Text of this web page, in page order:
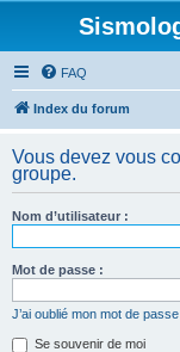
FAQ
Index du forum
Vous devez vous
groupe.
Nom d’utilisateur :
Mot de passe :
J’ai oublié mon mot de passe
Se souvenir de moi